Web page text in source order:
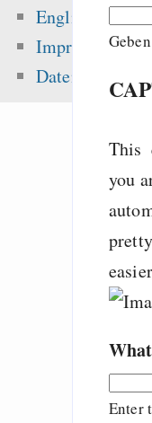
This
you
Enter
English
Impressum
Datenschutz